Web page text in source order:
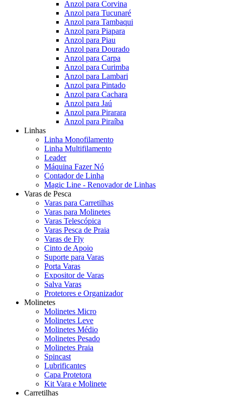
Anzol para Corvina
Anzol para Tucunaré
Anzol para Tambaqui
Anzol para Piapara
Anzol para Piau
Anzol para Dourado
Anzol para Carpa
Anzol para Curimba
Anzol para Lambari
Anzol para Pintado
Anzol para Cachara
Anzol para Jaú
Anzol para Pirarara
Anzol para Piraíba
Linhas
Linha Monofilamento
Linha Multifilamento
Leader
Máquina Fazer Nó
Contador de Linha
Magic Line - Renovador de Linhas
Varas de Pesca
Varas para Carretilhas
Varas para Molinetes
Varas Telescópica
Varas Pesca de Praia
Varas de Fly
Cinto de Apoio
Suporte para Varas
Porta Varas
Expositor de Varas
Salva Varas
Protetores e Organizador
Molinetes
Molinetes Micro
Molinetes Leve
Molinetes Médio
Molinetes Pesado
Molinetes Praia
Spincast
Lubrificantes
Capa Protetora
Kit Vara e Molinete
Carretilhas